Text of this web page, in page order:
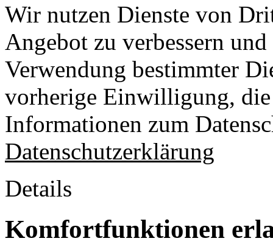
Wir nutzen Dienste von
Angebot zu verbessern
Verwendung bestimmter
vorherige Einwilligung,
Informationen zum
Datenschutzerklärung
Details
Komfortfunktionen